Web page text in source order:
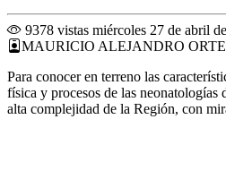
9378 vistas miércoles 27 de abril
MAURICIO ALEJANDRO
Para conocer en terreno las
física y procesos de las neonatologías
alta complejidad de la Región, con